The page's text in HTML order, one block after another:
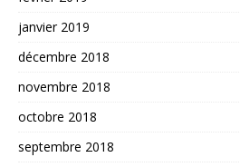
janvier 2019
décembre 2018
novembre 2018
octobre 2018
septembre 2018